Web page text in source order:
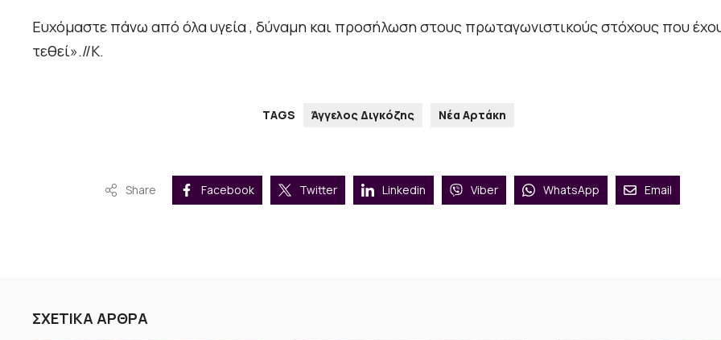
Ευχόμαστε πάνω από όλα υγεία , δύναμη και προσήλωση στους πρωταγωνιστικούς στόχους που
τεθεί».//Κ.
TAGS Άγγελος Διγκόζης Νέα Αρτάκη
Share Facebook Twitter Linkedin Viber WhatsApp Email
ΣΧΕΤΙΚΑ ΑΡΘΡΑ